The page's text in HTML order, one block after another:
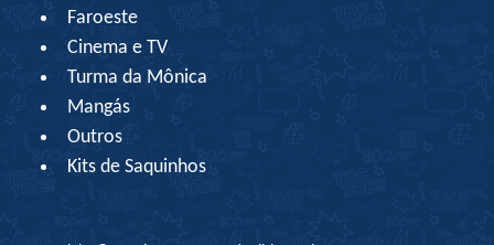
Faroeste
Cinema e TV
Turma da Mônica
Mangás
Outros
Kits de Saquinhos